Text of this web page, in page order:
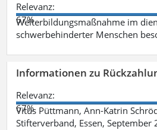
Relevanz:
67%
Weiterbildungsmaßnahme im
schwerbehinderter Menschen
Informationen zu
Relevanz:
67%
Vitus Püttmann, Ann-Katrin
Stifterverband, Essen, September